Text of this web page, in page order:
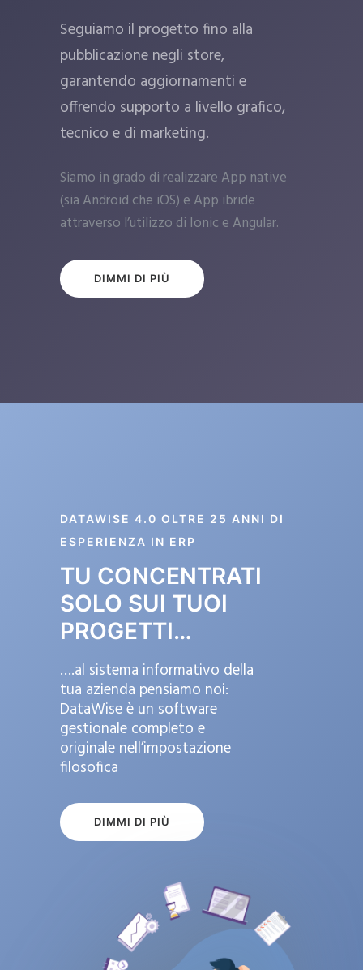
Seguiamo il progetto fino alla
pubblicazione negli store,
garantendo aggiornamenti e
offrendo supporto a livello grafico,
tecnico e di marketing.
Siamo in grado di realizzare App native
(sia Android che iOS) e App ibride
attraverso l’utilizzo di Ionic e Angular.
DIMMI DI PIÙ
DATAWISE 4.0 OLTRE 25 ANNI DI
ESPERIENZA IN ERP
TU CONCENTRATI
SOLO SUI TUOI
PROGETTI…
….al sistema informativo della
tua azienda pensiamo noi:
DataWise è un software
gestionale completo e
originale nell’impostazione
filosofica
DIMMI DI PIÙ